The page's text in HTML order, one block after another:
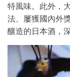
特風味。此外，
法、屢獲國內外
釀造的日本酒，